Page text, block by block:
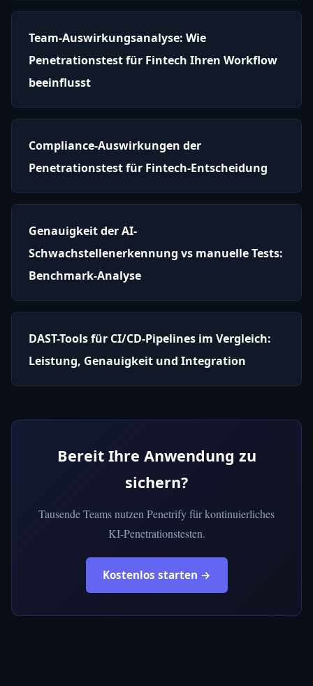
Team-Auswirkungsanalyse: Wie
Penetrationstest für Fintech Ihren Workflow
beeinflusst
Compliance-Auswirkungen der
Penetrationstest für Fintech-Entscheidung
Genauigkeit der AI-
Schwachstellenerkennung vs manuelle Tests:
Benchmark-Analyse
DAST-Tools für CI/CD-Pipelines im Vergleich:
Leistung, Genauigkeit und Integration
Bereit Ihre Anwendung zu
sichern?
Tausende Teams nutzen Penetrify für kontinuierliches
KI-Penetrationstesten.
Kostenlos starten →